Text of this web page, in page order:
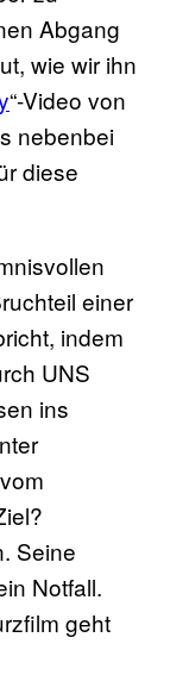
Abgang
wie wir ihn
“-Video von
nebenbei
diese
einer
indem
UNS
ins
Seine
Notfall.
geht